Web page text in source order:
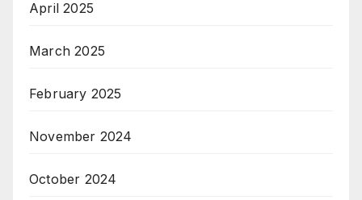
April 2025
March 2025
February 2025
November 2024
October 2024